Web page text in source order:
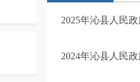
2025年沁县人民
2024年沁县人民